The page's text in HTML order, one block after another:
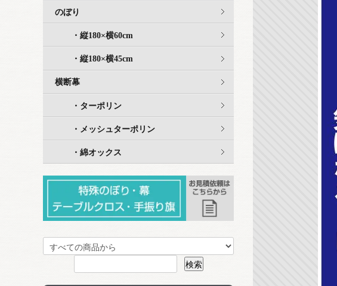
のぼり
・縦180×横60cm
・縦180×横45cm
横断幕
・ターポリン
・メッシュターポリン
・綿オックス